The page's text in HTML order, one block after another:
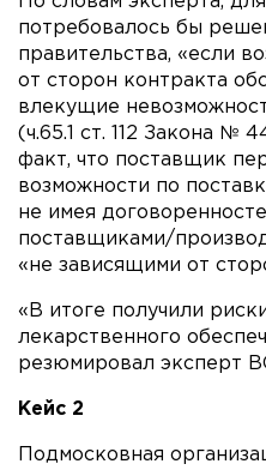
потребовалось бы
правительства, «если
от сторон контракта
влекущие
(ч.65.1 ст. 112 Закона №
факт, что поставщик
возможности по
не имея
поставщиками/
«не зависящими от
«В итоге получили
лекарственного
резюмировал эксперт
Кейс 2
Подмосковная